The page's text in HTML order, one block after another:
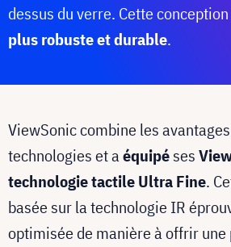
dessus du verre. Cette
plus robuste et durable.
ViewSonic combine les
technologies et aéquipéses
technologie tactile Ultra Fine.
basée sur la technologie IR
optimisée de manière à offrir une